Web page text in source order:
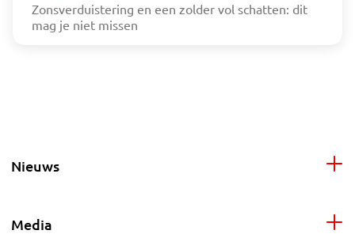
Zonsverduistering en een zolder vol schatten: dit
mag je niet missen
Nieuws
Media